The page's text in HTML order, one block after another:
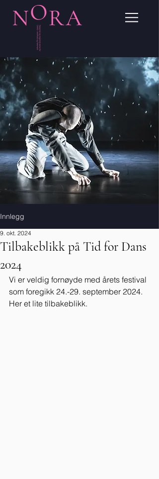
Innlegg
Tilbakeblikk på Tid for Dans
2024
9. okt. 2024
Vi er veldig fornøyde med årets festival
som foregikk 24.-29. september 2024.
Her et lite tilbakeblikk.